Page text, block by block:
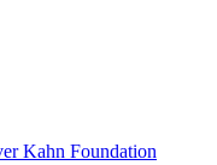
Kahn Foundation